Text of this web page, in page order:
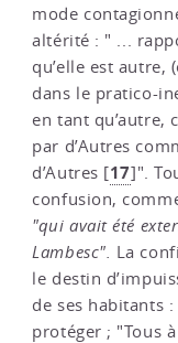
mode
altérité : " ...
qu’elle est autre,
dans le pratico-
en tant qu’autre,
par d’Autres
d’Autres [17]".
confusion,
"qui avait été
Lambesc". La
le destin
de ses habitants
protéger ; "Tous